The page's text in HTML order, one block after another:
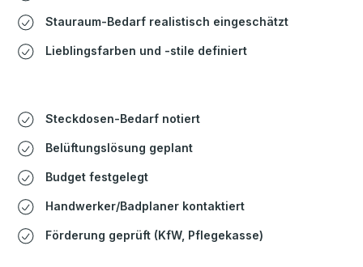
Stauraum-Bedarf realistisch eingeschätzt
Lieblingsfarben und -stile definiert
Steckdosen-Bedarf notiert
Belüftungslösung geplant
Budget festgelegt
Handwerker/Badplaner kontaktiert
Förderung geprüft (KfW, Pflegekasse)